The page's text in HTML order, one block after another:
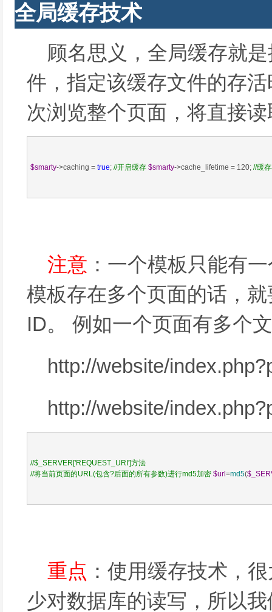
全局缓存技术
顾名思义，全局缓存就
件，指定该缓存文件的存
次浏览整个页面，将直接
$smarty->caching = true; //开启缓存 $smarty->cache_lifetime = 120; //缓
注意 ：一个模板只能有
模板存在多个页面的话，
ID。 例如一个页面有多个
http://website/
http://website/
//$_SERVER['REQUEST_URI']方法
//将当前页面的URL(包含?后面的所有参数)进行md5加密 $url =md5(
重点 ：使用缓存技术，
少对数据库的读写，所以